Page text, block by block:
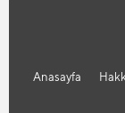
Anasayfa